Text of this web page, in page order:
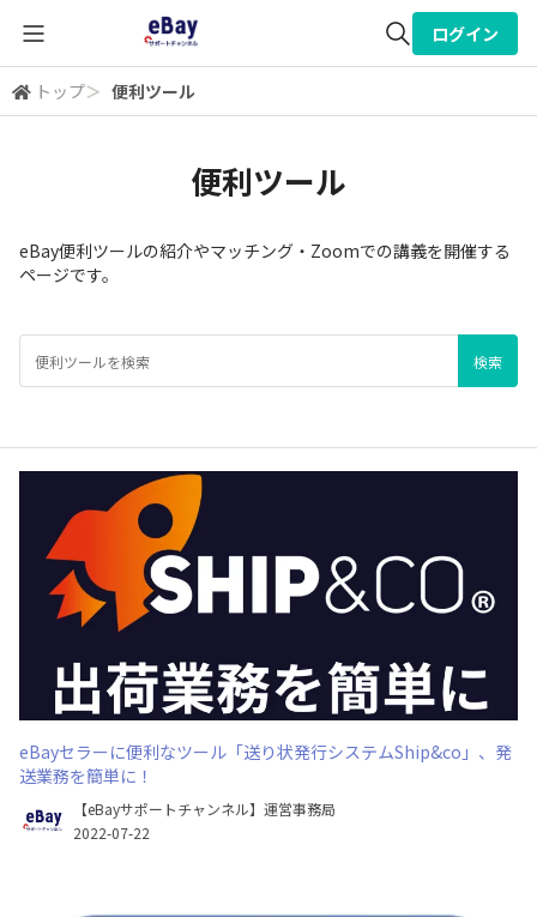
全体検索
ログイン
トップ＞ 便利ツール
便利ツール
eBay便利ツールの紹介やマッチング・Zoomでの講義を開催する
ページです。
eBayセラーに便利なツール「送り状発行システムShip&co」、発
送業務を簡単に！
【eBayサポートチャンネル】運営事務局
2022-07-22